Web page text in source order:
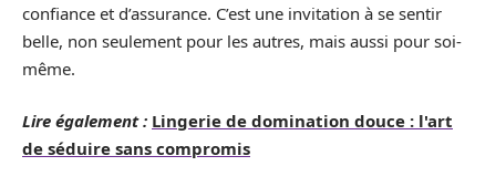
confiance et d’assurance. C’est une invitation à se sentir
belle, non seulement pour les autres, mais aussi pour soi-
même.
Lire également : Lingerie de domination douce : l'art
de séduire sans compromis